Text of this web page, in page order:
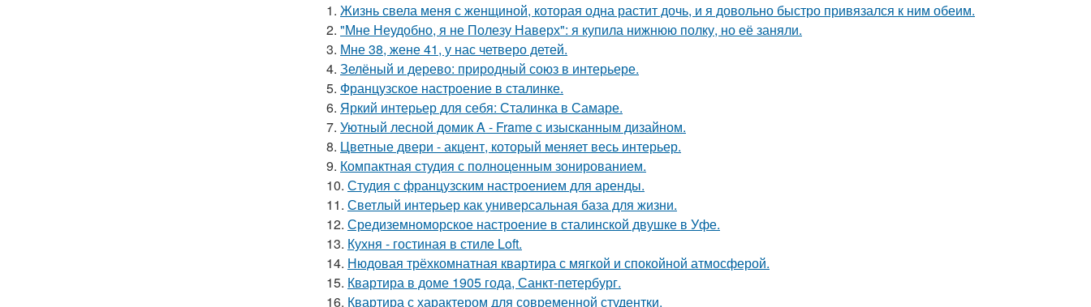
1. Жизнь свела меня с женщиной, которая одна растит дочь, и я довольно быстро привязался к ним обеим.
2. "Мне Неудобно, я не Полезу Наверх": я купила нижнюю полку, но её заняли.
3. Мне 38, жене 41, у нас четверо детей.
4. Зелёный и дерево: природный союз в интерьере.
5. Французское настроение в сталинке.
6. Яркий интерьер для себя: Сталинка в Самаре.
7. Уютный лесной домик A - Frame с изысканным дизайном.
8. Цветные двери - акцент, который меняет весь интерьер.
9. Компактная студия с полноценным зонированием.
10. Студия с французским настроением для аренды.
11. Светлый интерьер как универсальная база для жизни.
12. Средиземноморское настроение в сталинской двушке в Уфе.
13. Кухня - гостиная в стиле Loft.
14. Нюдовая трёхкомнатная квартира с мягкой и спокойной атмосферой.
15. Квартира в доме 1905 года, Санкт-петербург.
16. Квартира с характером для современной студентки.